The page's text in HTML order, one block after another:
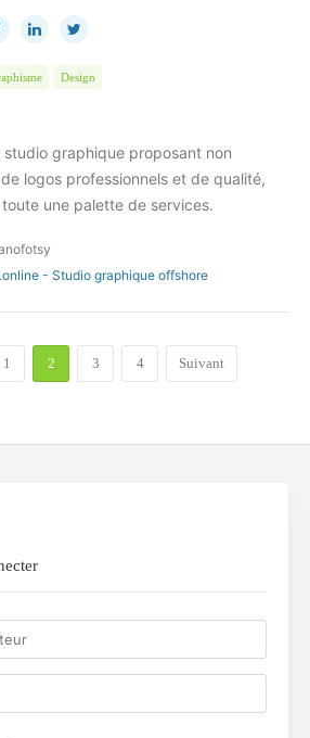
Design
studio graphique proposant non
logos professionnels et de qualité,
une palette de services.
- Studio graphique offshore
1 2 3 4 Suivant